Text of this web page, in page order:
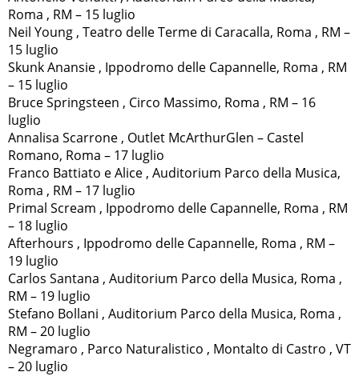
Roma , RM – 15 luglio
Neil Young , Teatro delle Terme di Caracalla, Roma , RM –
15 luglio
Skunk Anansie , Ippodromo delle Capannelle, Roma , RM
– 15 luglio
Bruce Springsteen , Circo Massimo, Roma , RM – 16
luglio
Annalisa Scarrone , Outlet McArthurGlen – Castel
Romano, Roma – 17 luglio
Franco Battiato e Alice , Auditorium Parco della Musica,
Roma , RM – 17 luglio
Primal Scream , Ippodromo delle Capannelle, Roma , RM
– 18 luglio
Afterhours , Ippodromo delle Capannelle, Roma , RM –
19 luglio
Carlos Santana , Auditorium Parco della Musica, Roma ,
RM – 19 luglio
Stefano Bollani , Auditorium Parco della Musica, Roma ,
RM – 20 luglio
Negramaro , Parco Naturalistico , Montalto di Castro , VT
– 20 luglio